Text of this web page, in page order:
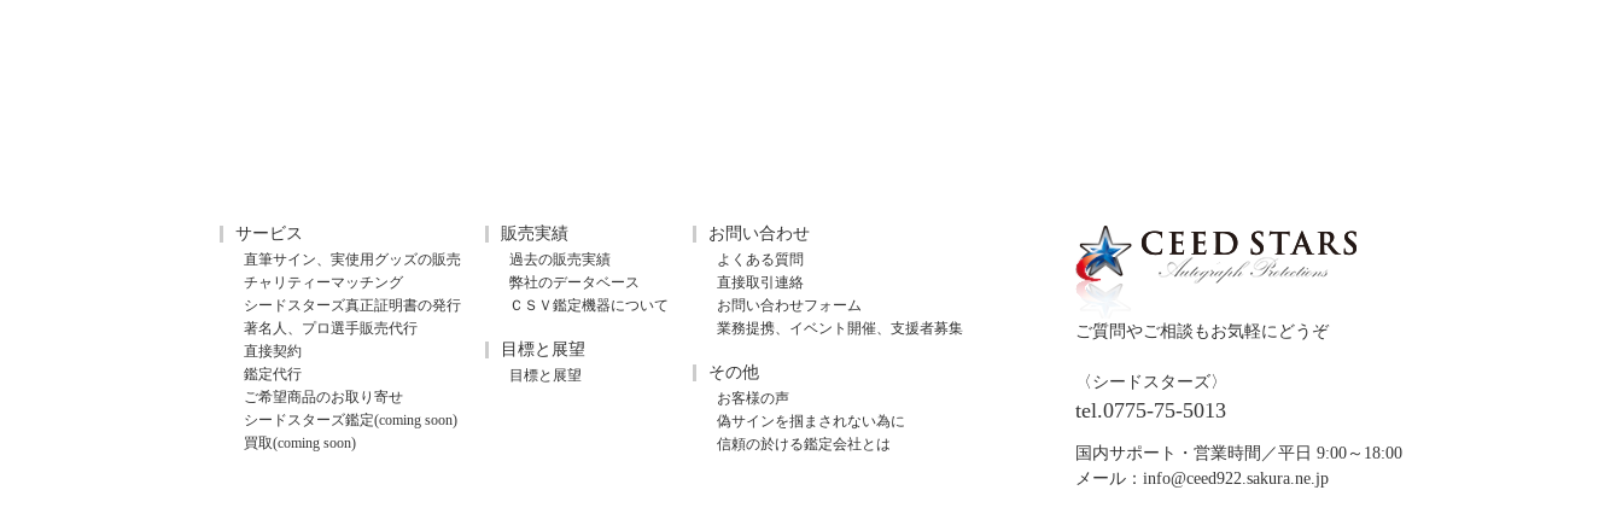
サービス
直筆サイン、実使用グッズの販売
チャリティーマッチング
シードスターズ真正証明書の発行
著名人、プロ選手販売代行
直接契約
鑑定代行
ご希望商品のお取り寄せ
シードスターズ鑑定(coming soon)
買取(coming soon)
販売実績
過去の販売実績
弊社のデータベース
ＣＳＶ鑑定機器について
目標と展望
目標と展望
お問い合わせ
よくある質問
直接取引連絡
お問い合わせフォーム
業務提携、イベント開催、支援者募集
その他
お客様の声
偽サインを掴まされない為に
信頼の於ける鑑定会社とは
ご質問やご相談もお気軽にどうぞ
〈シードスターズ〉
tel.0775-75-5013
国内サポート・営業時間／平日 9:00～18:00
メール： info@ceed922.sakura.ne.jp